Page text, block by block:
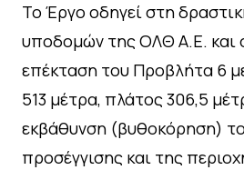
Το Έργο οδηγεί στη
υποδομών της ΟΛΘ Α.Ε. και
επέκταση του Προβλήτα 6
513 μέτρα, πλάτος 306,5
εκβάθυνση (βυθοκόρηση)
προσέγγισης και της